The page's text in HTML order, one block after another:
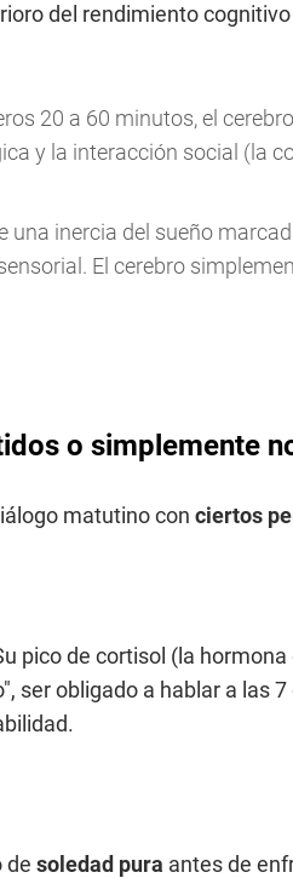
del rendimiento
20 a 60 minutos, el
y la interacción social (la
una inercia del sueño
El cerebro
o simplemente
matutino con ciertos
pico de cortisol (la
ser obligado a hablar a las
de soledad pura antes de